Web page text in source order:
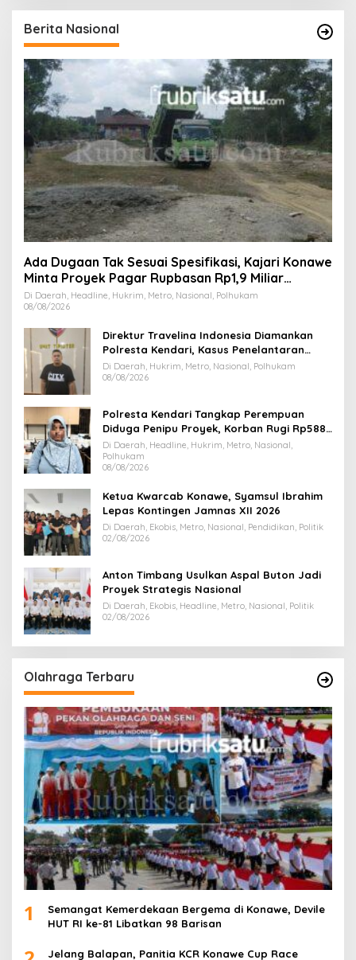
Berita Nasional
Ada Dugaan Tak Sesuai Spesifikasi, Kajari Konawe
Minta Proyek Pagar Rupbasan Rp1,9 Miliar
Dihentikan
Di Daerah, Headline, Hukrim, Metro, Nasional, Polhukam
08/08/2026
Direktur Travelina Indonesia Diamankan
Polresta Kendari, Kasus Penelantaran
Jemaah Umrah Masuk Babak Baru
Di Daerah, Hukrim, Metro, Nasional, Polhukam
08/08/2026
Polresta Kendari Tangkap Perempuan
Diduga Penipu Proyek, Korban Rugi Rp588,1
Juta
Di Daerah, Headline, Hukrim, Metro, Nasional,
Polhukam
08/08/2026
Ketua Kwarcab Konawe, Syamsul Ibrahim
Lepas Kontingen Jamnas XII 2026
Di Daerah, Ekobis, Metro, Nasional, Pendidikan, Politik
02/08/2026
Anton Timbang Usulkan Aspal Buton Jadi
Proyek Strategis Nasional
Di Daerah, Ekobis, Headline, Metro, Nasional, Politik
02/08/2026
Olahraga Terbaru
1
Semangat Kemerdekaan Bergema di Konawe, Devile
HUT RI ke-81 Libatkan 98 Barisan
Jelang Balapan, Panitia KCR Konawe Cup Race